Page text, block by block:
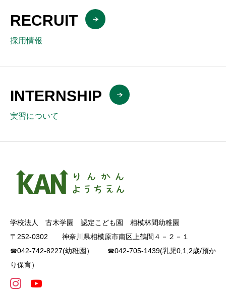
RECRUIT
採用情報
INTERNSHIP
実習について
学校法人 古木学園 認定こども園 相模林間幼稚園
〒252-0302 神奈川県相模原市南区上鶴間４－２－１
☎042-742-8227(幼稚園） ☎042-705-1439(乳児0,1,2歳/預か
り保育）